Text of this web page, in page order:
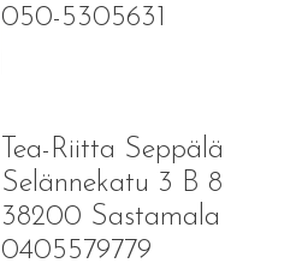
050-5305631
Tea-Riitta Seppälä
Selännekatu 3 B 8
38200 Sastamala
0405579779